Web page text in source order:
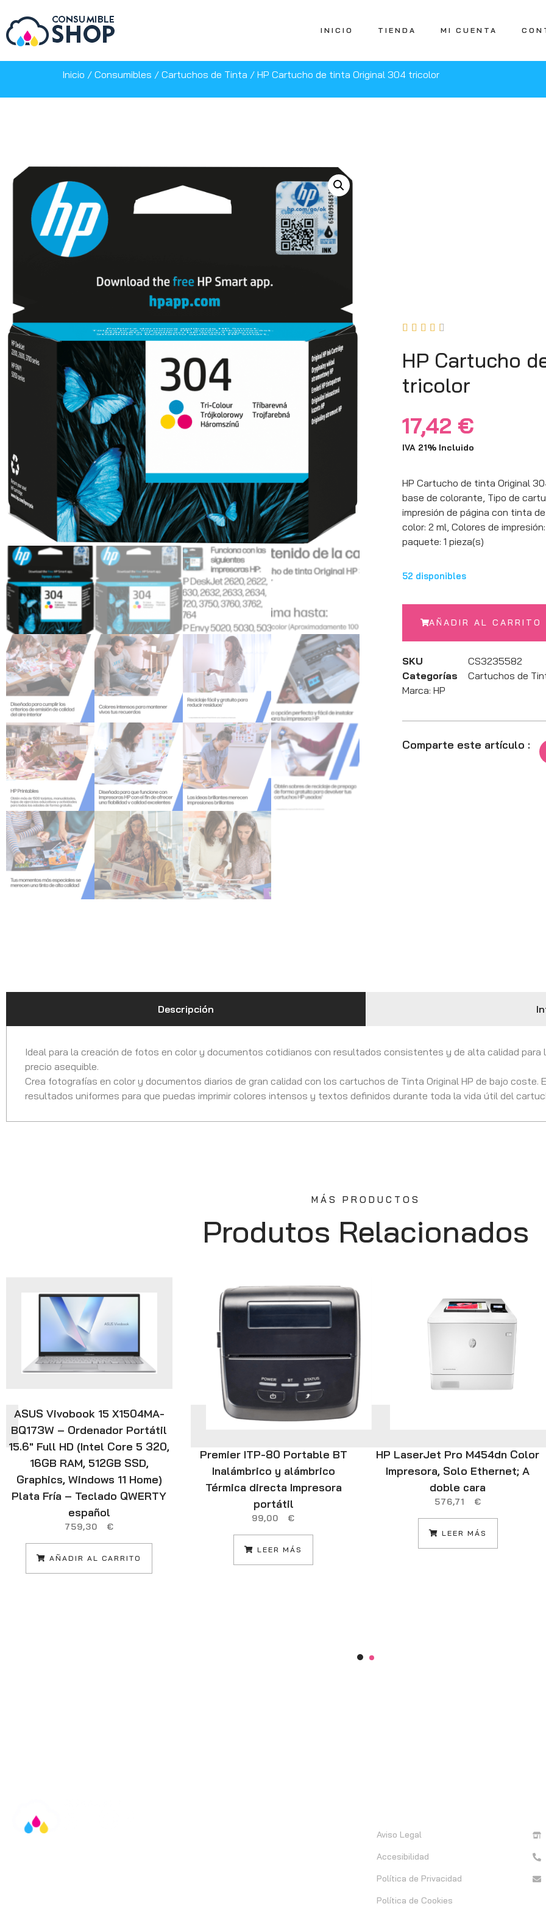
INICIO TIENDA MI CUENTA
Inicio / Consumibles / Cartuchos de Tinta / HP Cartucho de tinta Original 304 tricolor
    
HP Cartucho
tricolor
17,42 €
IVA 21% Incluido
HP Cartucho de tinta Original
base de colorante, Tipo de
impresión de página con tinta
color: 2 ml, Colores de
paquete: 1 pieza(s)
52 disponibles
AÑADIR AL CARRITO
SKU
CS3235582
Categorías
Cartuchos de
Marca: HP
Comparte este artículo :
Descripción
Ideal para la creación de fotos en color y documentos cotidianos con resultados consistentes y de alta calidad para
precio asequible.
Crea fotografías en color y documentos diarios de gran calidad con los cartuchos de Tinta Original HP de bajo
resultados uniformes para que puedas imprimir colores intensos y textos definidos durante toda la vida útil del
MÁS PRODUCTOS
Produtos Relacionados
ASUS Vivobook 15 X1504MA-
BQ173W – Ordenador Portátil
15.6″ Full HD (Intel Core 5 320,
16GB RAM, 512GB SSD,
Graphics, Windows 11 Home)
Plata Fría – Teclado QWERTY
español
759,30 €
AÑADIR AL CARRITO
Premier ITP-80 Portable BT
Inalámbrico y alámbrico
Térmica directa Impresora
portátil
99,00 €
LEER MÁS
HP LaserJet Pro M454dn Color
Impresora, Solo Ethernet; A
doble cara
576,71 €
LEER MÁS
Aviso Legal
Accesibilidad
Política de Privacidad
Política de Cookies